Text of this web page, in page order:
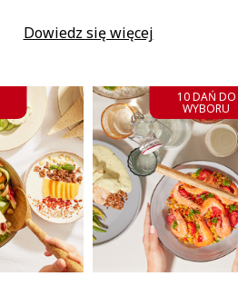
Dowiedz się więcej
10 DAŃ DO
WYBORU